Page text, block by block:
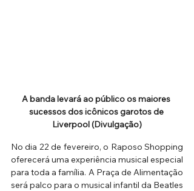
A banda levará ao público os maiores
sucessos dos icônicos garotos de
Liverpool (Divulgação)
No dia 22 de fevereiro, o Raposo Shopping
oferecerá uma experiência musical especial
para toda a família. A Praça de Alimentação
será palco para o musical infantil da Beatles